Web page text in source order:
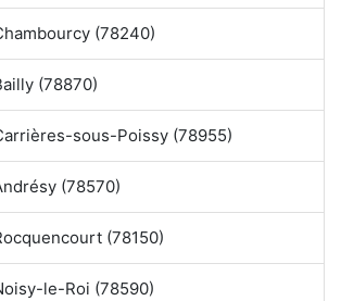
(78240)
(78870)
sous-Poissy (78955)
(78570)
(78150)
le-Roi (78590)